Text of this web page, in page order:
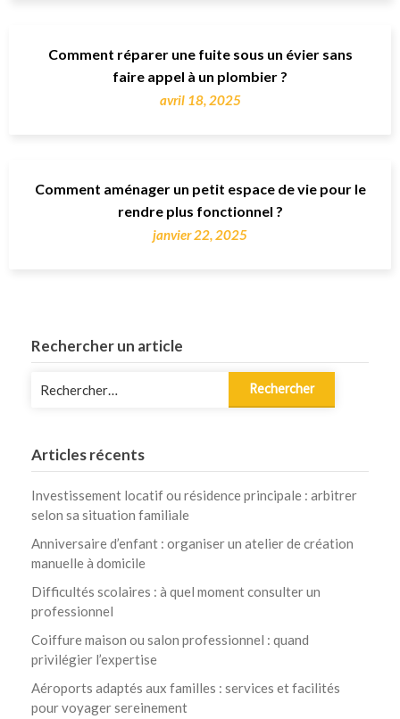
Comment réparer une fuite sous un évier sans
faire appel à un plombier ?
avril 18, 2025
Comment aménager un petit espace de vie pour le
rendre plus fonctionnel ?
janvier 22, 2025
Rechercher un article
Articles récents
Investissement locatif ou résidence principale : arbitrer
selon sa situation familiale
Anniversaire d’enfant : organiser un atelier de création
manuelle à domicile
Difficultés scolaires : à quel moment consulter un
professionnel
Coiffure maison ou salon professionnel : quand
privilégier l’expertise
Aéroports adaptés aux familles : services et facilités
pour voyager sereinement